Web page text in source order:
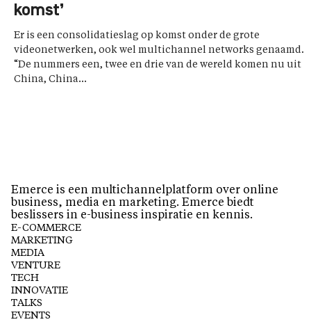
komst’
Er is een consolidatieslag op komst onder de grote
videonetwerken, ook wel multichannel networks genaamd.
“De nummers een, twee en drie van de wereld komen nu uit
China, China...
Emerce is een multichannelplatform over online
business, media en marketing. Emerce biedt
beslissers in e-business inspiratie en kennis.
E-COMMERCE
MARKETING
MEDIA
VENTURE
TECH
INNOVATIE
TALKS
EVENTS